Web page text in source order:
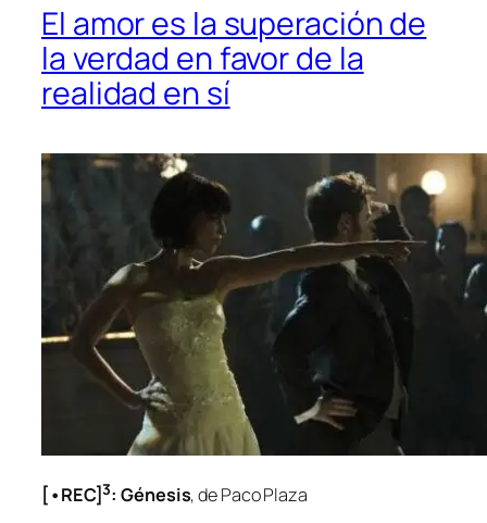
El amor es la superación de
la verdad en favor de la
realidad en sí
[•REC]3: Génesis, de Paco Plaza